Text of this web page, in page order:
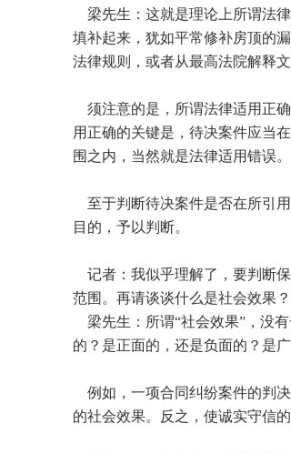
梁先生：这就是理论上所谓法
填补起来，犹如平常修补房顶的
法律规则，或者从最高法院解释
须注意的是，所谓法律适用正
用正确的关键是，待决案件应当
围之内，当然就是法律适用错误。
至于判断待决案件是否在所引
目的，予以判断。
记者：我似乎理解了，要判断
范围。再请谈谈什么是社会效果
梁先生：所谓“社会效果”，没
的？是正面的，还是负面的？是
例如，一项合同纠纷案件的判
的社会效果。反之，使诚实守信